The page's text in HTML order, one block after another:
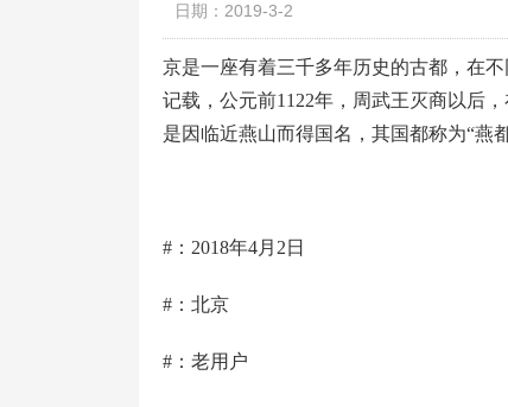
日期：2019-3-2
京是一座有着三千多年历史的古都，在
记载，公元前1122年，周武王灭商以后
是因临近燕山而得国名，其国都称为“燕都
#：2018年4月2日
#：北京
#：老用户